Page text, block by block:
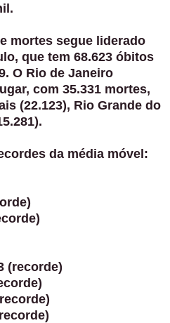
mortes segue liderado
que tem 68.623 óbitos
O Rio de Janeiro
com 35.331 mortes,
(22.123), Rio Grande do
da média móvel:
(recorde)